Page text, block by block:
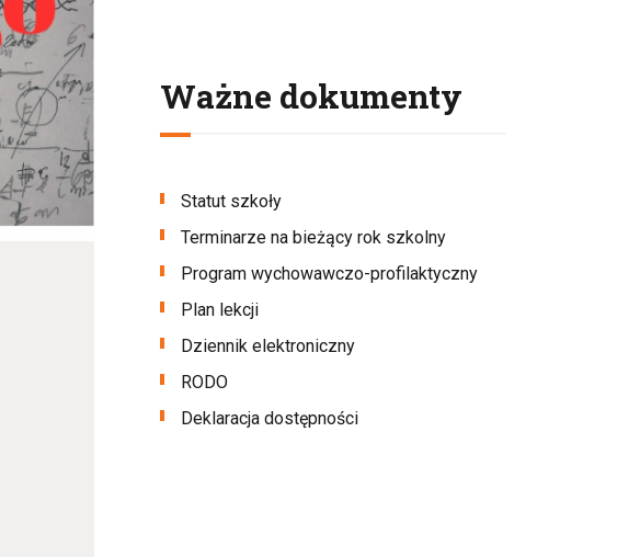
Ważne dokumenty
Statut szkoły
Terminarze na bieżący rok szkolny
Program wychowawczo-profilaktyczny
Plan lekcji
Dziennik elektroniczny
RODO
Deklaracja dostępności